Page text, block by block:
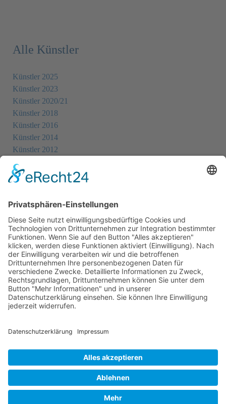
Alle Künstler
Künstler 2025
Künstler 2023
Künstler 2020/21
Künstler 2018
Künstler 2016
Künstler 2014
Künstler 2012
Künstler 2008
Künstler 2004
Alle Ausstellungsorte
Cookie-Einstellungen
Datenschutz Impressum
Intern